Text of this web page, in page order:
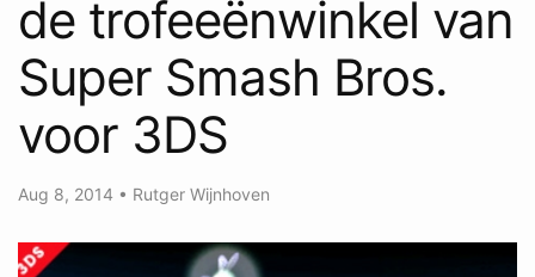
de trofeeënwinkel van
Super Smash Bros.
voor 3DS
Aug 8, 2014 • Rutger Wijnhoven